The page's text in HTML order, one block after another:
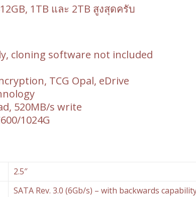
1TB และ 2TB สูงสุดครับ
cloning software not included
TCG Opal, eDrive
520MB/s write
1024G
2.5″
SATA Rev. 3.0 (6Gb/s) – with backwards